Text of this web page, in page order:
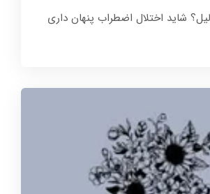
شاید اختلال اضطراب پنهان داری